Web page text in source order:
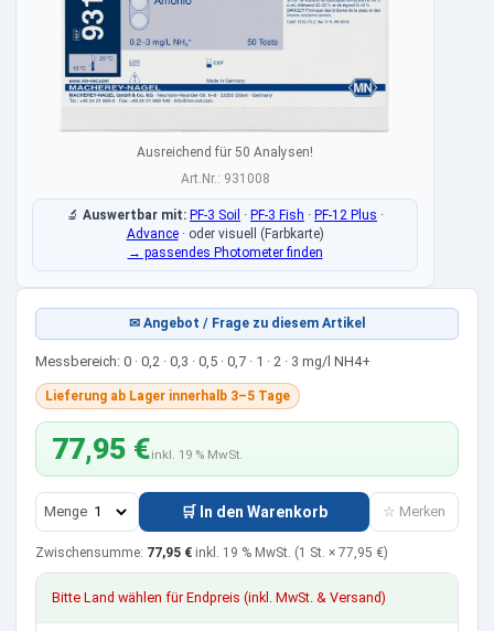
Ausreichend für 50 Analysen!
Art.Nr.: 931008
🔬 Auswertbar mit: PF-3 Soil · PF-3 Fish · PF-12 Plus ·
Advance· oder visuell (Farbkarte)
→ passendes Photometer finden
✉ Angebot / Frage zu diesem Artikel
Messbereich: 0 · 0,2 · 0,3 · 0,5 · 0,7 · 1 · 2 · 3 mg/l NH4+
Lieferung ab Lager innerhalb 3–5 Tage
77,95 €inkl. 19 % MwSt.
Menge 🛒 In den Warenkorb ☆ Merken
Zwischensumme: 77,95 € inkl. 19 % MwSt. (1 St. × 77,95 €)
Bitte Land wählen für Endpreis (inkl. MwSt. & Versand)